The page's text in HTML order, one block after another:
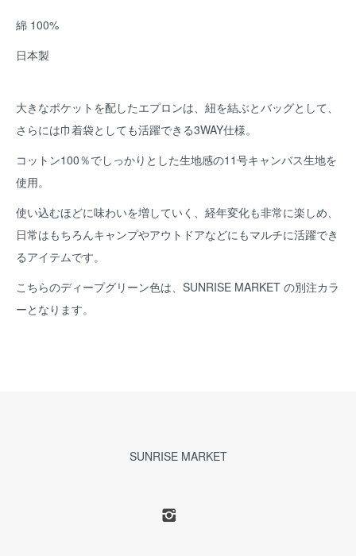
綿 100%
日本製
大きなポケットを配したエプロンは、紐を結ぶとバッグとして、
さらには巾着袋としても活躍できる3WAY仕様。
コットン100％でしっかりとした生地感の11号キャンバス生地を
使用。
使い込むほどに味わいを増していく、経年変化も非常に楽しめ、
日常はもちろんキャンプやアウトドアなどにもマルチに活躍でき
るアイテムです。
こちらのディープグリーン色は、SUNRISE MARKET の別注カラ
ーとなります。
SUNRISE MARKET